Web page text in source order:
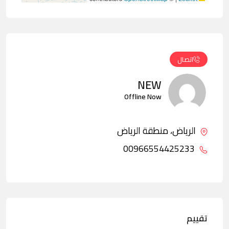
اتصال
NEW
Offline Now
الرياض، منطقة الرياض
تقييم